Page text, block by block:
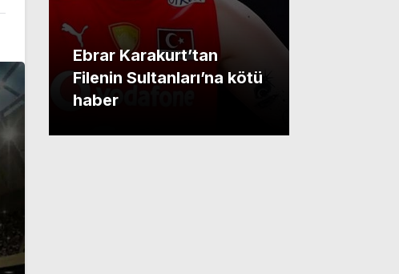
Ebrar Karakurt’tan
Filenin Sultanları’na kötü
haber